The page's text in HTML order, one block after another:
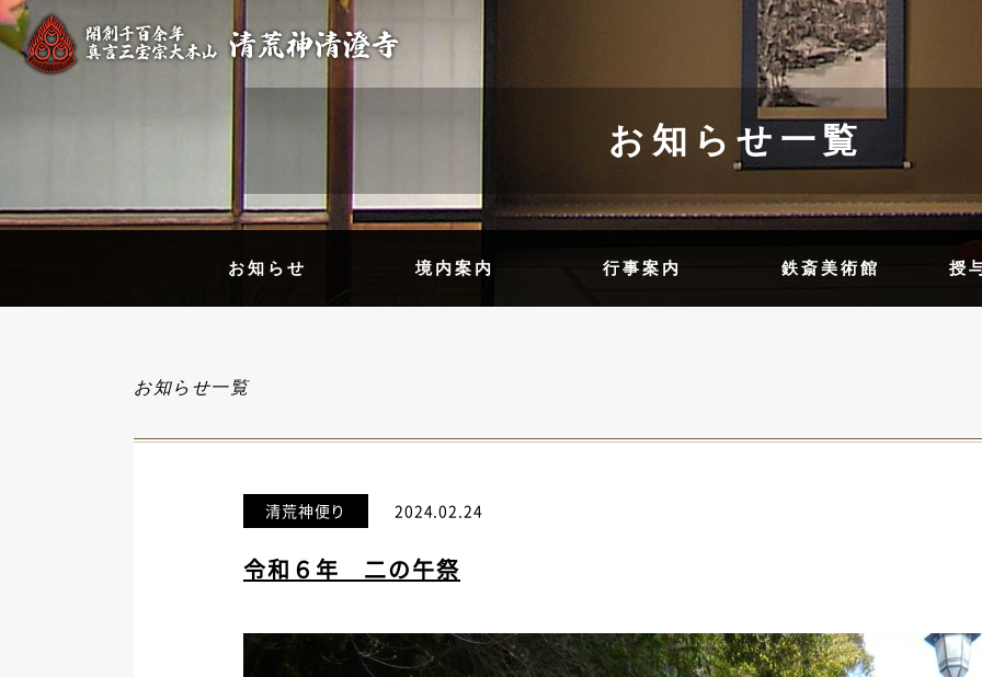
お知らせ 境内案内 行事案内 鉄斎美術館 授
お知らせ一覧
お知らせ一覧
清荒神便り 2024.02.24
令和６年 二の午祭